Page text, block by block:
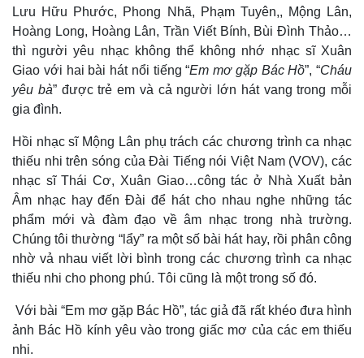
Lưu Hữu Phước, Phong Nhã, Phạm Tuyên,, Mộng Lân,
Hoàng Long, Hoàng Lân, Trần Viết Bính, Bùi Đình Thảo…
thì người yêu nhạc không thể không nhớ nhạc sĩ Xuân
Giao với hai bài hát nổi tiếng “Em mơ gặp Bác Hồ”, “Cháu
yêu bà” được trẻ em và cả người lớn hát vang trong mỗi
gia đình.
Hồi nhạc sĩ Mộng Lân phụ trách các chương trình ca nhạc
thiếu nhi trên sóng của Đài Tiếng nói Việt Nam (VOV), các
nhạc sĩ Thái Cơ, Xuân Giao…công tác ở Nhà Xuất bản
Âm nhạc hay đến Đài để hát cho nhau nghe những tác
phẩm mới và đàm đạo về âm nhạc trong nhà trường.
Chúng tôi thường “lẩy” ra một số bài hát hay, rồi phân công
nhờ vả nhau viết lời bình trong các chương trình ca nhạc
thiếu nhi cho phong phú. Tôi cũng là một trong số đó.
Với bài “Em mơ gặp Bác Hồ”, tác giả đã rất khéo đưa hình
ảnh Bác Hồ kính yêu vào trong giấc mơ của các em thiếu
nhi.